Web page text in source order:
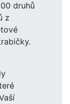
druhů
z